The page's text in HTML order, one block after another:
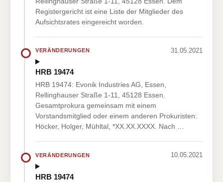
Registergericht ist eine Liste der Mitglieder des
Aufsichtsrates eingereicht worden.
VERÄNDERUNGEN 31.05.2021
HRB 19474
HRB 19474: Evonik Industries AG, Essen,
Rellinghauser Straße 1-11, 45128 Essen.
Gesamtprokura gemeinsam mit einem
Vorstandsmitglied oder einem anderen Prokuristen:
Höcker, Holger, Mühltal, *XX.XX.XXXX. Nach …
VERÄNDERUNGEN 10.05.2021
HRB 19474